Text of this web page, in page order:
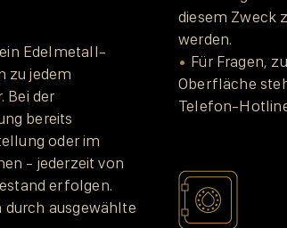
Edelmetall-
zu jedem
Bei der
bereits
oder im
- jederzeit von
erfolgen.
ausgewählte
diesem Zweck
werden.
Für Fragen,
Oberfläche
Telefon-